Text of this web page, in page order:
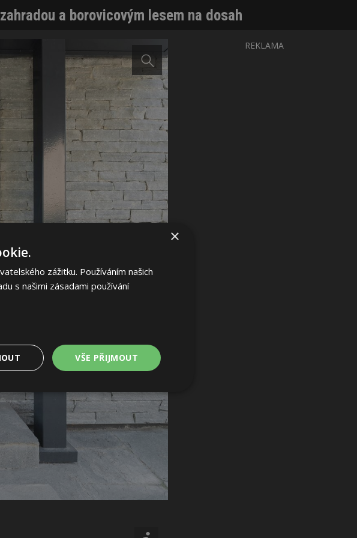
a borovicovým lesem na dosah
REKLAMA
×
zážitku. Používáním našich
s našimi zásadami používání
VŠE PŘIJMOUT
Funkční soubory
Nezařazené
soubory
Nezařazené soubory